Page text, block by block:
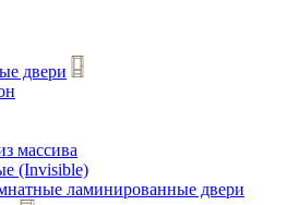
двери
массива
(Invisible)
ламинированные двери